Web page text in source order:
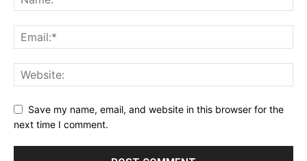
Save my name, email, and website in this browser for the
next time I comment.